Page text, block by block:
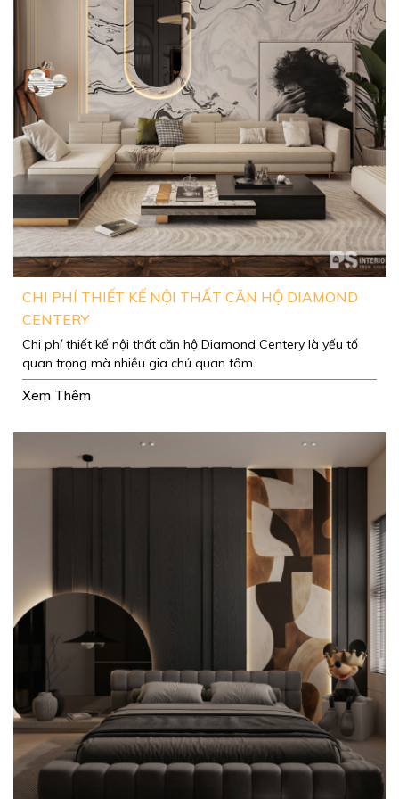
CHI PHÍ THIẾT KẾ NỘI THẤT CĂN HỘ DIAMOND
CENTERY
Chi phí thiết kế nội thất căn hộ Diamond Centery là yếu tố
quan trọng mà nhiều gia chủ quan tâm.
Xem Thêm